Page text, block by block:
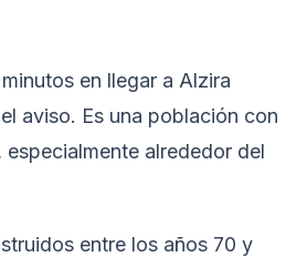
en llegar a Alzira
aviso. Es una población con
alrededor del
entre los años 70 y